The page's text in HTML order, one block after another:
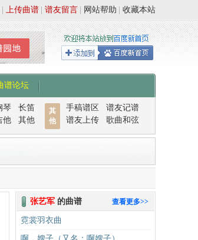
收藏本站
网站帮助
谱友留言
上传曲谱
谱论坛
琴
长笛
他 其他
其
他
手稿谱区
谱友记谱
谱友上传
歌曲和弦
查看更多>>
张艺军 的曲谱
霓裳羽衣曲